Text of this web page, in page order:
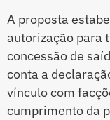
A proposta
autorização para
concessão de
conta a
vínculo com
cumprimento da